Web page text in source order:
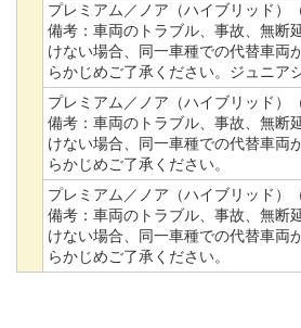
プレミアム／ノア（ハイブリッド）（
備考： 車両のトラブル、事故、無断
けない場合、同一車種での代替車両
らかじめご了承ください。ジュニア
プレミアム／ノア（ハイブリッド）（
備考： 車両のトラブル、事故、無断
けない場合、同一車種での代替車両
らかじめご了承ください。
プレミアム／ノア（ハイブリッド）（
備考： 車両のトラブル、事故、無断
けない場合、同一車種での代替車両
らかじめご了承ください。